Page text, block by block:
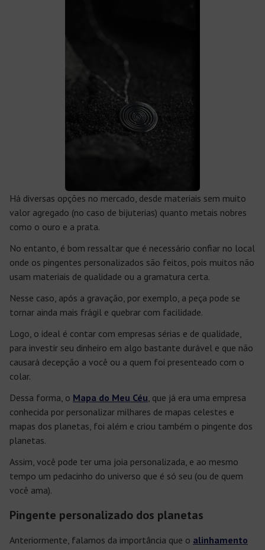
Há diversas opções no mercado, desde materiais sem muito
valor agregado (no caso de bijuterias) quanto metais nobres
como o ouro e a prata.
No entanto, é bom ressaltar que é necessário confiar no local
onde os pingentes personalizados são feitos, pois muitos não
usam materiais de qualidade ou a gramatura certa.
Nesse caso, após a gravação, por exemplo, a peça pode se
tornar ainda mais frágil e quebrar com facilidade.
Logo, o ideal é contar com empresas sérias e de qualidade,
para investir seu dinheiro em algo bastante durável e que não
causará decepção a você ou a quem foi presenteado com o
colar.
Dessa forma, o Mapa do Meu Céu, que já era uma empresa
conhecida por personalizar milhares de mapas celestes e
mapas dos planetas, foi além e criou também o pingente dos
planetas.
Assim, você pode ter uma joia personalizada, e ao mesmo
tempo um pedacinho do universo que é só seu (ou de quem
você ama).
Pingente personalizado dos planetas
Anteriormente, falamos da importância que o alinhamento